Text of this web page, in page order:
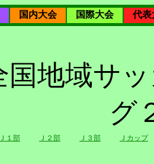
国内大会 国際大会
代表
国地域サ
グ
Ｊ１部 Ｊ２部 Ｊ３部 Ｊカップ